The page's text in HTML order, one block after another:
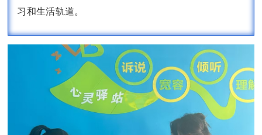
习和生活轨道。